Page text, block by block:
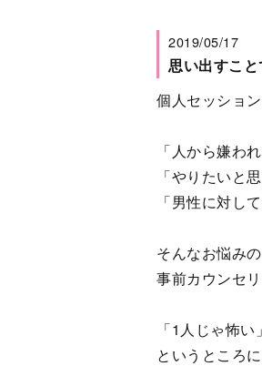
2019/05/17
思い出すこ
個人セッショ
「人から嫌わ
「やりたいと
「男性に対し
そんなお悩み
事前カウンセ
「1人じゃ怖い」
というところ